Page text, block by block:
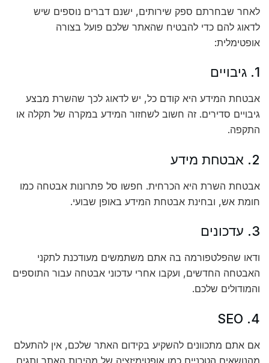
לאחר שבחרתם ספק שירותים, ישנם דברים נוספים שיש
לדאוג להם כדי להבטיח שהאתר שלכם פועל בצורה
אופטימלית:
1. גיבויים
אבטחת המידע היא קודם כל, יש לדאוג לכך שהשרת מבצע
גיבויים סדירים. זה חשוב לשחזור המידע במקרה של תקלה או
התקפה.
2. אבטחת מידע
אבטחת השרת היא הכרחית. חפשו סל פתרונות אבטחה כמו
חומת אש, ובחינת אבטחת המידע באופן שבועי.
3. עדכונים
ודאו שהפלטפורמה בה אתם משתמשים מעודכנת לתקני
האבטחה החדשים, ועקבו אחרי עדכוני אבטחה עבור התוספים
והמודולים שלכם.
4. SEO
אם אתם מתכוונים להשקיע בקידום האתר שלכם, אין להתעלם
מהנושאים הטכניים כמו אופטימיזציה של מהירות האתר ותגים